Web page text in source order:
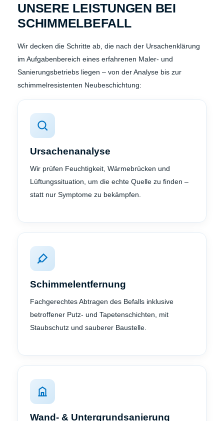
UNSERE LEISTUNGEN BEI
SCHIMMELBEFALL
Wir decken die Schritte ab, die nach der Ursachenklärung
im Aufgabenbereich eines erfahrenen Maler- und
Sanierungsbetriebs liegen – von der Analyse bis zur
schimmelresistenten Neubeschichtung:
Ursachenanalyse
Wir prüfen Feuchtigkeit, Wärmebrücken und
Lüftungssituation, um die echte Quelle zu finden –
statt nur Symptome zu bekämpfen.
Schimmelentfernung
Fachgerechtes Abtragen des Befalls inklusive
betroffener Putz- und Tapetenschichten, mit
Staubschutz und sauberer Baustelle.
Wand- & Untergrundsanierung